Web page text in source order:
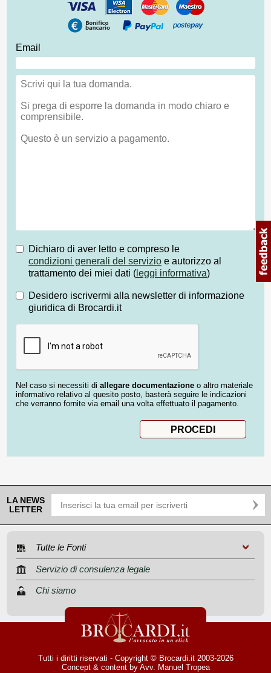
Email
Dichiaro di aver letto e compreso le
condizioni generali del servizio e autorizzo al
trattamento dei miei dati ( leggi informativa)
Desidero iscrivermi alla newsletter di informazione
giuridica di Brocardi.it
Nel caso si necessiti di allegare documentazione o altro materiale
informativo relativo al quesito posto, basterà seguire le indicazioni
che verranno fornite via email una volta effettuato il pagamento.
LA NEWS
LETTER
Tutte le Fonti
Servizio di consulenza legale
Chi siamo
Tutti i diritti riservati - Copyright © Brocardi.it 2003-2026
Concept & content by Avv. Manuel Tropea